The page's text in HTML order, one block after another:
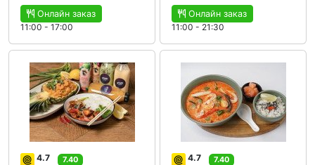
Онлайн заказ
11:00 - 17:00
Онлайн заказ
11:00 - 21:30
4.7 7.40 4.7 7.40